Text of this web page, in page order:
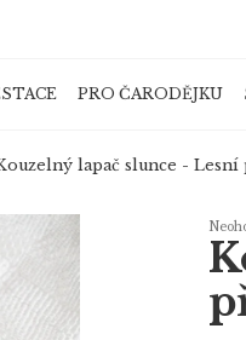
PRO ČARODĚJKU
lapač slunce - Lesní
je
z
potřebujete